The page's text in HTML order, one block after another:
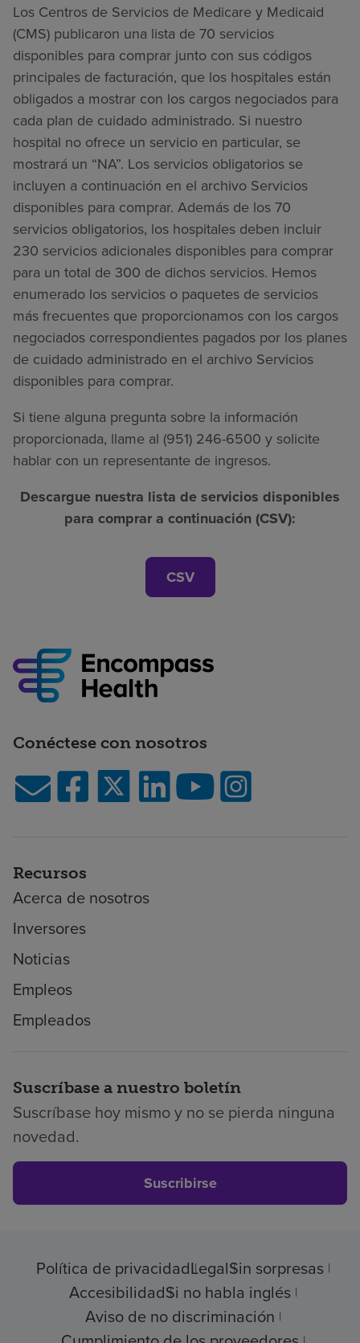
Los Centros de Servicios de Medicare y Medicaid
(CMS) publicaron una lista de 70 servicios
disponibles para comprar junto con sus códigos
principales de facturación, que los hospitales están
obligados a mostrar con los cargos negociados para
cada plan de cuidado administrado. Si nuestro
hospital no ofrece un servicio en particular, se
mostrará un “NA”. Los servicios obligatorios se
incluyen a continuación en el archivo Servicios
disponibles para comprar. Además de los 70
servicios obligatorios, los hospitales deben incluir
230 servicios adicionales disponibles para comprar
para un total de 300 de dichos servicios. Hemos
enumerado los servicios o paquetes de servicios
más frecuentes que proporcionamos con los cargos
negociados correspondientes pagados por los planes
de cuidado administrado en el archivo Servicios
disponibles para comprar.
Si tiene alguna pregunta sobre la información
proporcionada, llame al (951) 246-6500 y solicite
hablar con un representante de ingresos.
Descargue nuestra lista de servicios disponibles
para comprar a continuación (CSV):
CSV
Conéctese con nosotros
Recursos
Acerca de nosotros
Inversores
Noticias
Empleos
Empleados
Suscríbase a nuestro boletín
Suscríbase hoy mismo y no se pierda ninguna
novedad.
Suscribirse
Política de privacidadLegalSin sorpresas
AccesibilidadSi no habla inglés
Aviso de no discriminación